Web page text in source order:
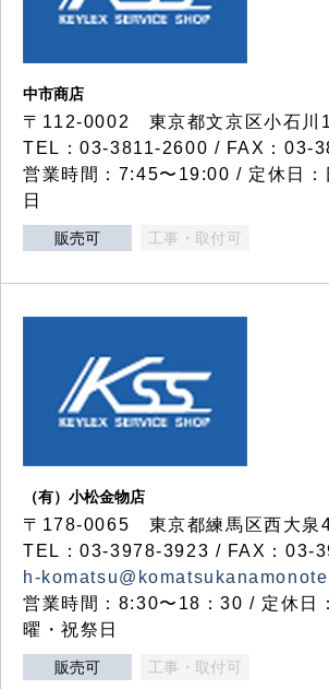
中市商店
〒112-0002 東京都文京区小石川
TEL：03-3811-2600 / FAX：03-
営業時間：7:45〜19:00 / 定休日：
日
販売可 工事・取付可
（有）小松金物店
〒178-0065 東京都練馬区西大泉
TEL：03-3978-3923 / FAX：03-
h-
営業時間：8:30〜18：30 / 定休日
曜・祝祭日
販売可 工事・取付可